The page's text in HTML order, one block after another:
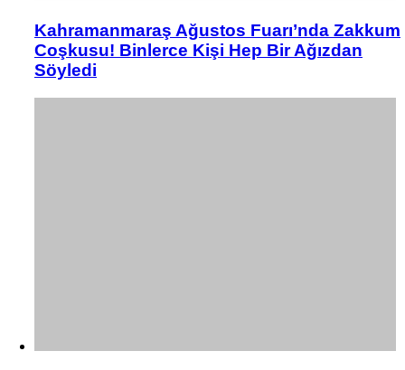
Kahramanmaraş Ağustos Fuarı’nda Zakkum
Coşkusu! Binlerce Kişi Hep Bir Ağızdan
Söyledi